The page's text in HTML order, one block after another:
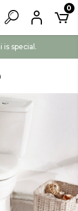
special.
0